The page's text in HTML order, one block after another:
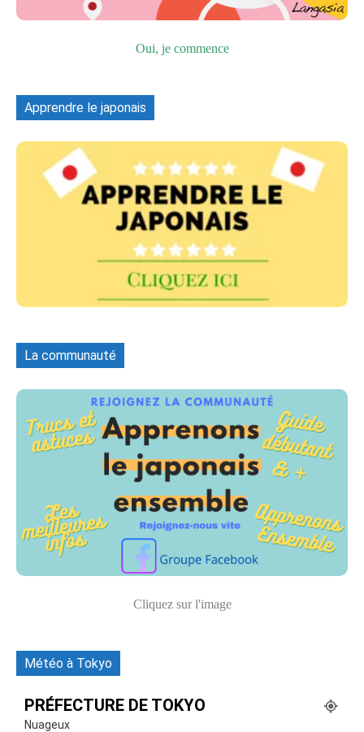
Oui, je commence
Apprendre le japonais
La communauté
Cliquez sur l'image
Météo à Tokyo
PRÉFECTURE DE TOKYO
Nuageux